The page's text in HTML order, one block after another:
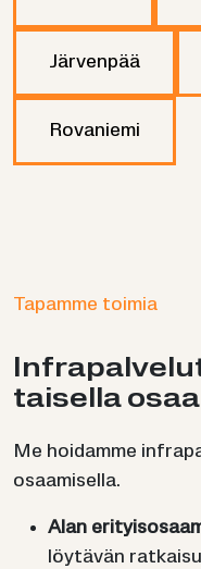
Järvenpää
Rovaniemi
Tapamme toimia
tai­sel­la
Me hoidamme
osaamisella.
Alan
löytävän